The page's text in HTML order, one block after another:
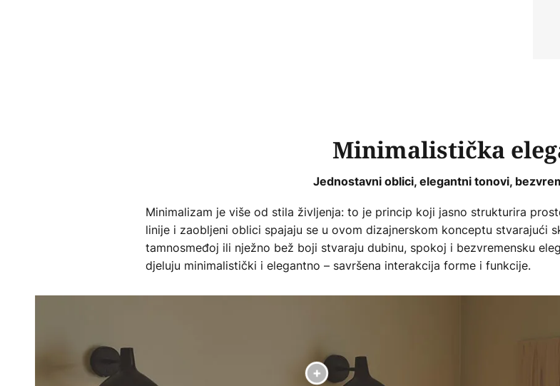
Minimalistička
Jednostavni oblici, elegantni tonovi,
Minimalizam je više od stila življenja: to je princip koji jasno strukturira
linije i zaobljeni oblici spajaju se u ovom dizajnerskom konceptu stvarajući
tamnosmeđoj ili nježno bež boji stvaraju dubinu, spokoj i bezvremensku
djeluju minimalistički i elegantno – savršena interakcija forme i funkcije.